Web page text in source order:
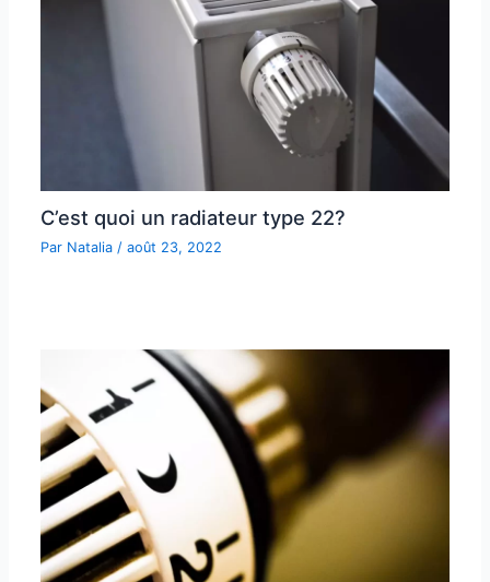
C’est quoi un radiateur type 22?
Par Natalia /août 23, 2022